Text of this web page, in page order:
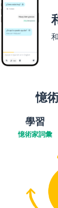
憶
學習
憶術家詞彙